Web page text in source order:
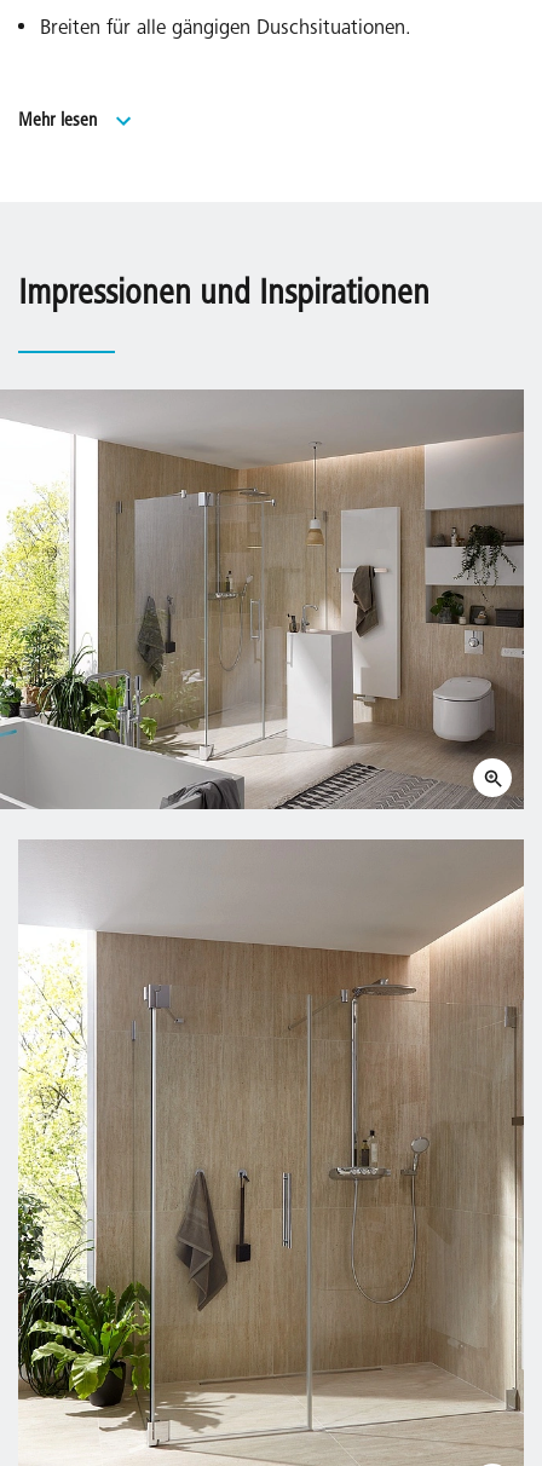
Breiten für alle gängigen Duschsituationen.
WALK-IN Modell, Höhe bis 2200 mm.
20 Jahre Ersatzteil-Nachkaufsicherheit nach Auslauf des
Mehr lesen
Impressionen und Inspirationen